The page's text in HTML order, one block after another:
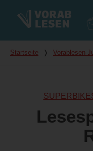
Du bist hier
Startseite ❭ Vorablesen